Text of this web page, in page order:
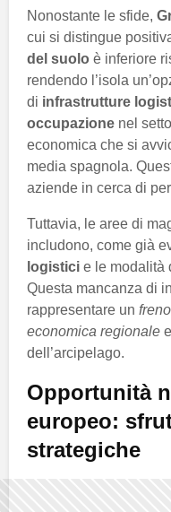
Nonostante le sfide,
cui si distingue
del suolo è inferiore
rendendo l’isola
di infrastrutture
occupazione nel
economica che si
media spagnola.
aziende in cerca di
Tuttavia, le aree di
includono, come già
logistici e le modalità
Questa mancanza di
rappresentare un
economica regionale
dell’arcipelago.
Opportunità
europeo:
strategiche